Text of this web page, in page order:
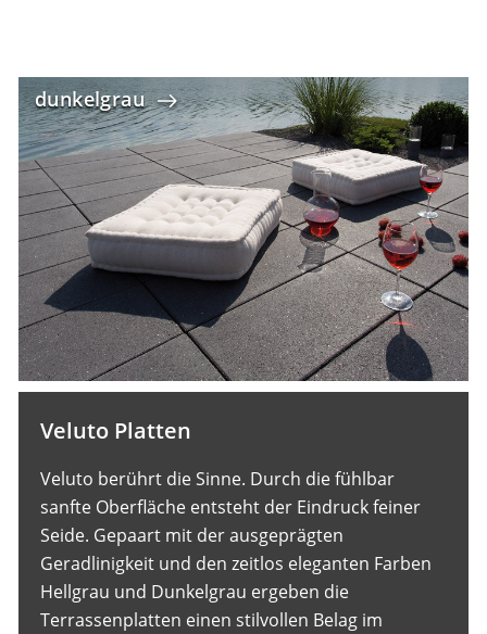
dunkelgrau
Veluto Platten
Veluto berührt die Sinne. Durch die fühlbar
sanfte Oberfläche entsteht der Eindruck feiner
Seide. Gepaart mit der ausgeprägten
Geradlinigkeit und den zeitlos eleganten Farben
Hellgrau und Dunkelgrau ergeben die
Terrassenplatten einen stilvollen Belag im